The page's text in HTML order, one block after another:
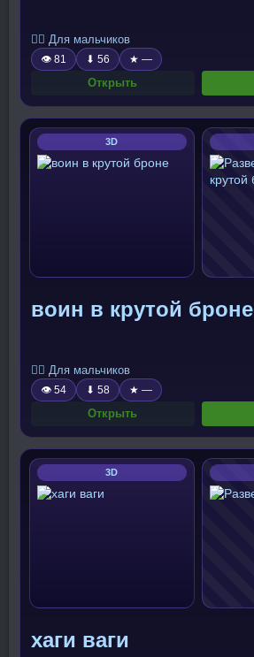
🧍‍♂️ Для мальчиков
👁 81 ⬇ 56 ★ —
Открыть
3D
воин в крутой броне
🧍‍♂️ Для мальчиков
👁 54 ⬇ 58 ★ —
Открыть
3D
хаги ваги